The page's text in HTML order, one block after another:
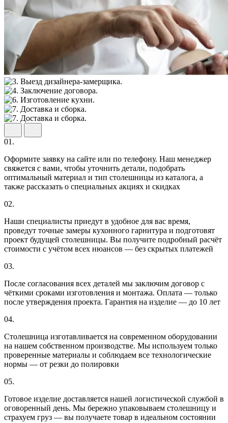
01.
Оформите заявку на сайте или по телефону. Наш менеджер
свяжется с вами, чтобы уточнить детали, подобрать
оптимальный материал и тип столешницы из каталога, а
также рассказать о специальных акциях и скидках
02.
Наши специалисты приедут в удобное для вас время,
проведут точные замеры кухонного гарнитура и подготовят
проект будущей столешницы. Вы получите подробный расчёт
стоимости с учётом всех нюансов — без скрытых платежей
03.
После согласования всех деталей мы заключим договор с
чёткими сроками изготовления и монтажа. Оплата — только
после утверждения проекта. Гарантия на изделие — до 10 лет
04.
Столешница изготавливается на современном оборудовании
на нашем собственном производстве. Мы используем только
проверенные материалы и соблюдаем все технологические
нормы — от резки до полировки
05.
Готовое изделие доставляется нашей логистической службой в
оговоренный день. Мы бережно упаковываем столешницу и
страхуем груз — вы получаете товар в идеальном состоянии